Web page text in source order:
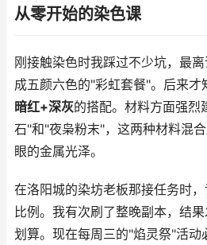
从零开始的染色课
刚接触染色时我踩过不少坑，最
成五颜六色的"彩虹套餐"。后来
暗红+深灰的搭配。材料方面强烈
石"和"夜枭粉末"，这两种材料混
眼的金属光泽。
在洛阳城的染坊老板那接任务时
比例。我有次刷了整晚副本，结
划算。现在每周三的"焰灵祭"活动